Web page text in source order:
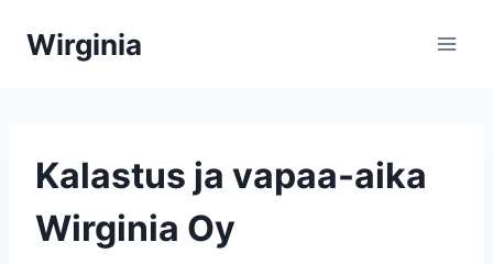
sisältöön
Wirginia
Kalastus ja vapaa-aika
Wirginia Oy